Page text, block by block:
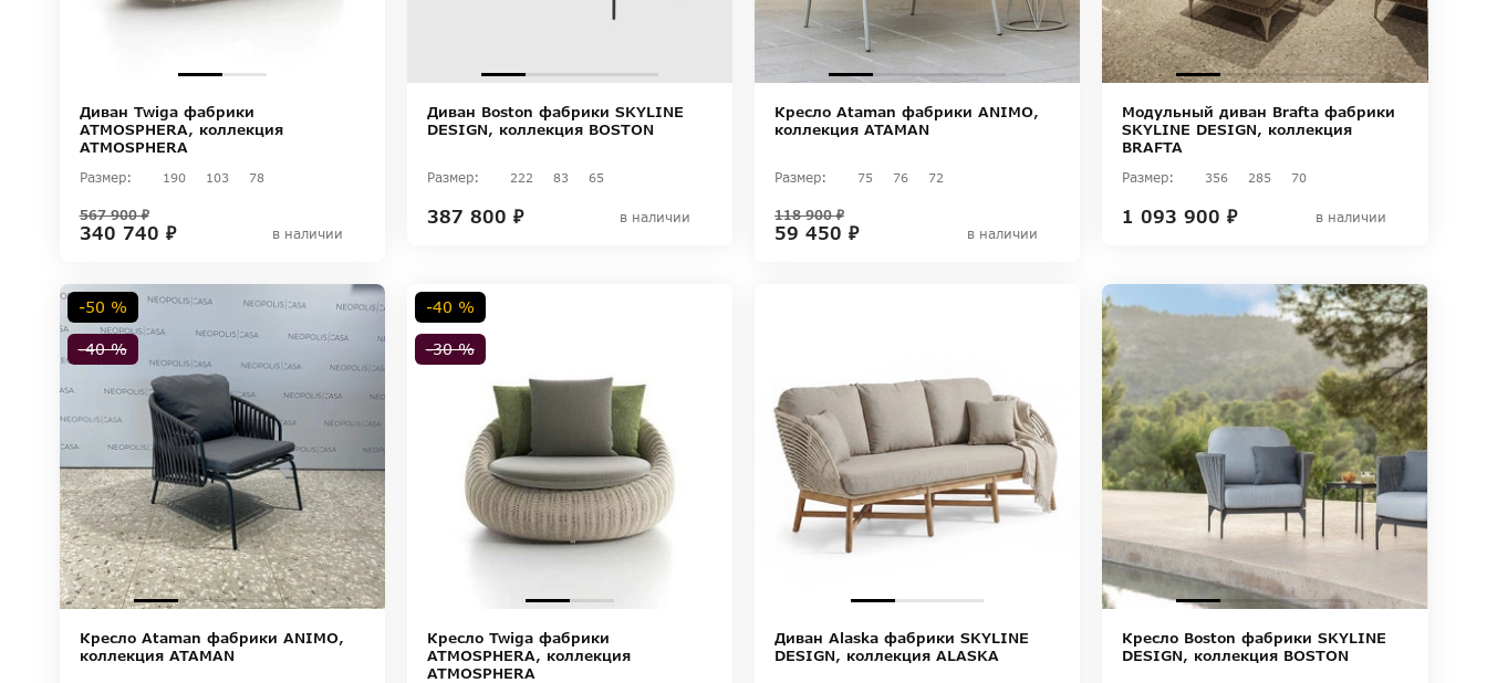
Диван Twiga фабрики
ATMOSPHERA, коллекция
ATMOSPHERA
Размер: 190 103 78
340 740 ₽
567 900 ₽
в наличии
Диван Boston фабрики SKYLINE
DESIGN, коллекция BOSTON
Размер: 222 83 65
387 800 ₽ в наличии
Кресло Ataman фабрики ANIMO,
коллекция ATAMAN
Размер: 75 76 72
59 450 ₽
118 900 ₽
в наличии
Модульный диван Brafta фабрики
SKYLINE DESIGN, коллекция
BRAFTA
Размер: 356 285 70
1 093 900 ₽ в наличии
-40 %
-50 %
Кресло Ataman фабрики ANIMO,
коллекция ATAMAN
-30 %
-40 %
Кресло Twiga фабрики
ATMOSPHERA, коллекция
ATMOSPHERA
Диван Alaska фабрики SKYLINE
DESIGN, коллекция ALASKA
Кресло Boston фабрики SKYLINE
DESIGN, коллекция BOSTON